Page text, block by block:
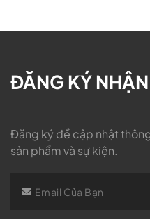
ĐĂNG KÝ
Đăng ký để cập nhật
sản phẩm và sự kiện.